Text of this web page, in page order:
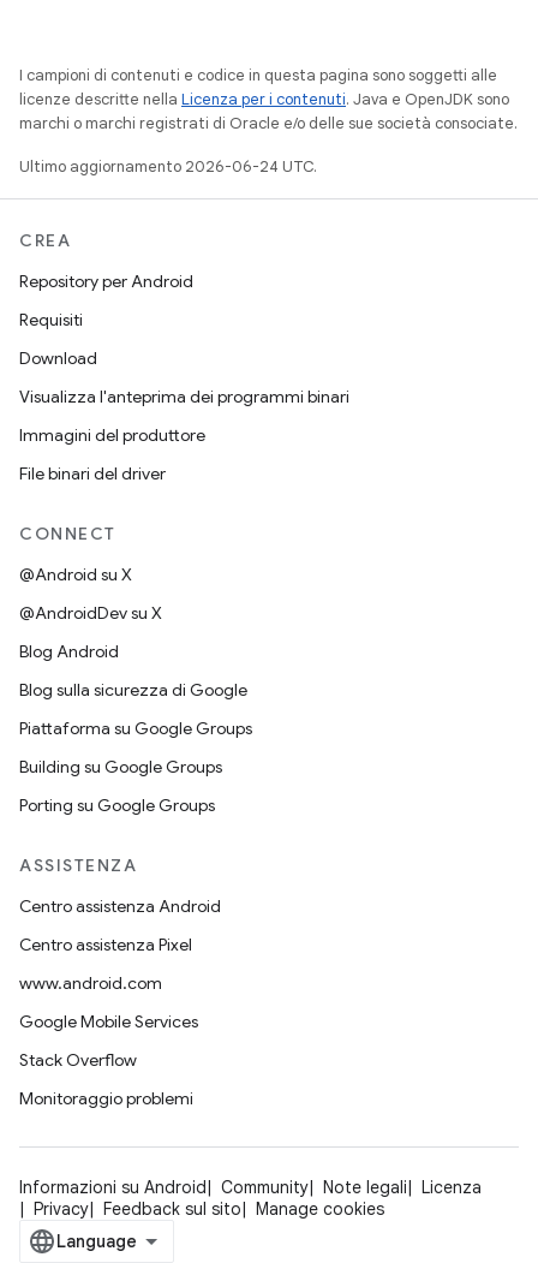
I campioni di contenuti e codice in questa pagina sono soggetti alle
licenze descritte nella Licenza per i contenuti. Java e OpenJDK sono
marchi o marchi registrati di Oracle e/o delle sue società consociate.
Ultimo aggiornamento 2026-06-24 UTC.
CREA
Repository per Android
Requisiti
Download
Visualizza l'anteprima dei programmi binari
Immagini del produttore
File binari del driver
CONNECT
@Android su X
@AndroidDev su X
Blog Android
Blog sulla sicurezza di Google
Piattaforma su Google Groups
Building su Google Groups
Porting su Google Groups
ASSISTENZA
Centro assistenza Android
Centro assistenza Pixel
www.android.com
Google Mobile Services
Stack Overflow
Monitoraggio problemi
Informazioni su Android Community Note legali
Licenza
Privacy
Feedback sul sito Manage cookies